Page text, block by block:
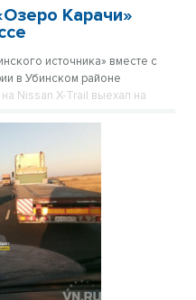
Карачи»
источника» вместе с
в Убинском районе
Nissan X-Trail выехал на
столкновения с